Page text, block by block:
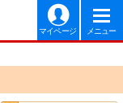
マイページ メニュー